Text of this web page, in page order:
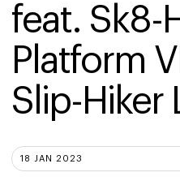
feat. Sk8-
Platform
Slip-Hiker
18 JAN 2023